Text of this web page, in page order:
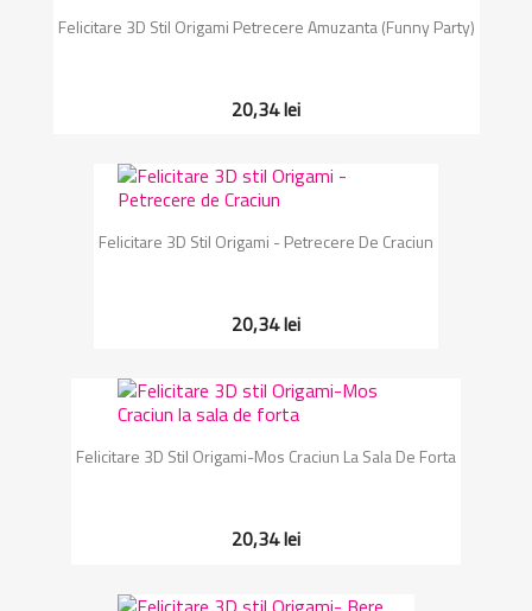
Felicitare 3D Stil Origami Petrecere Amuzanta (Funny Party)
20,34 lei
Felicitare 3D Stil Origami - Petrecere De Craciun
20,34 lei
Felicitare 3D Stil Origami-Mos Craciun La Sala De Forta
20,34 lei